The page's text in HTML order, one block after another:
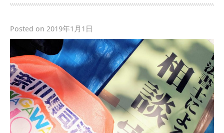
Posted on 2019年1月1日